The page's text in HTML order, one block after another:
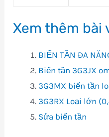
Xem thêm bài
BIẾN TẦN ĐA
Biến tần 3G3JX
3G3MX biến tần
3G3RX Loại lớn
Sửa biến tần